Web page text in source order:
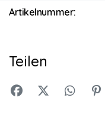
Artikelnummer:
Teilen